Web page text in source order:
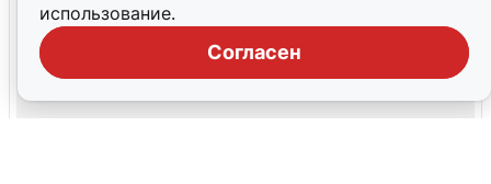
использование.
Согласен